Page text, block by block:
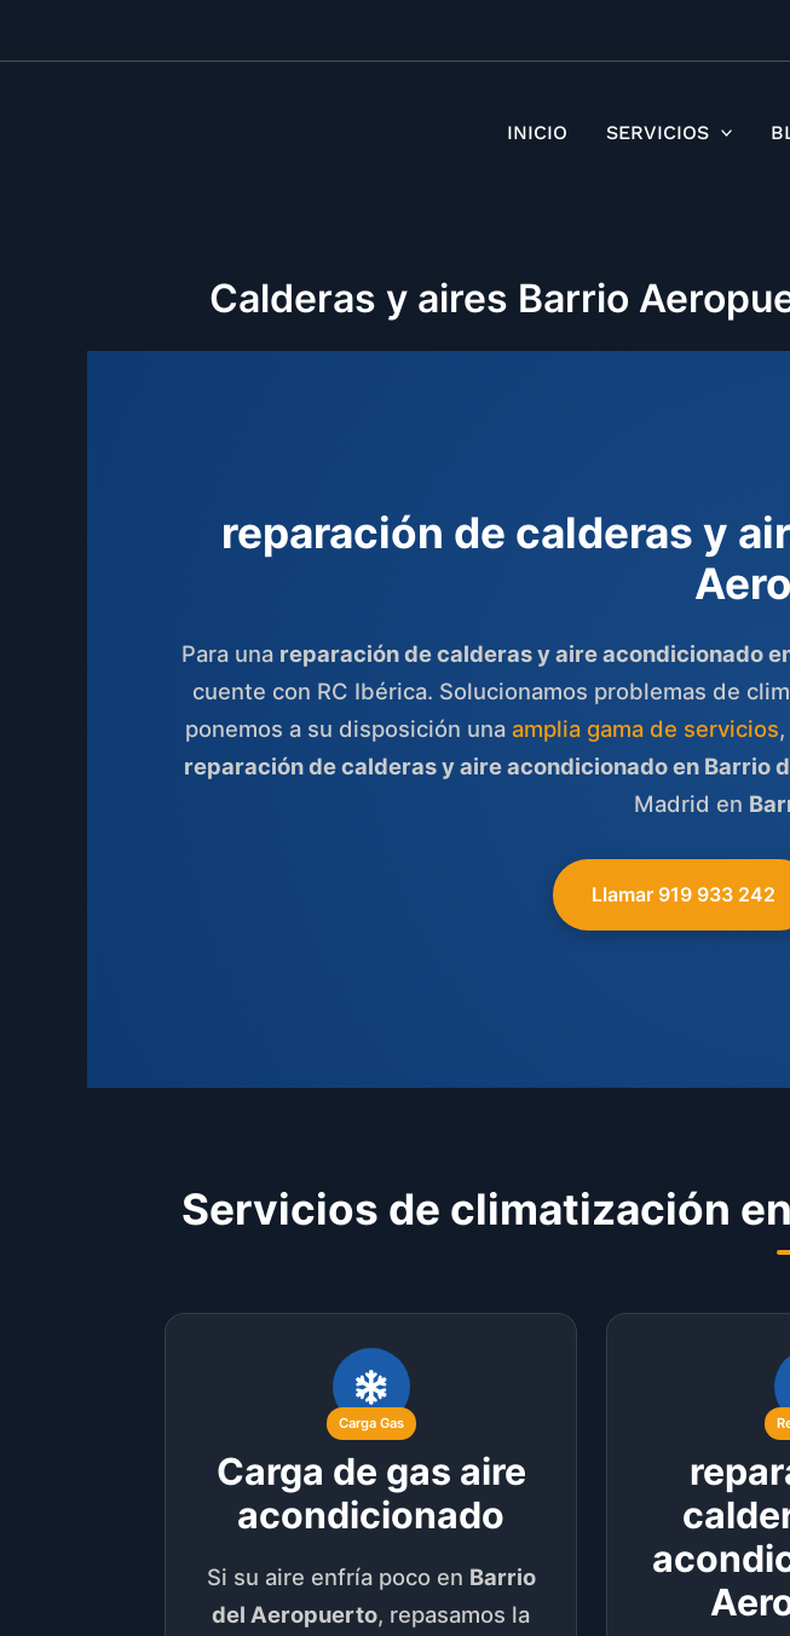
INICIO SERVICIOS
Calderas y aires Barrio
reparación de calderas y
Para una reparación de calderas y aire acondicionado
cuente con RC Ibérica. Solucionamos problemas de
ponemos a su disposición una amplia gama de servicios
reparación de calderas y aire acondicionado en Barrio
Madrid en
Llamar 919 933 242
Servicios de climatización
Carga Gas
Carga de gas aire
acondicionado
Si su aire enfría poco en Barrio
del Aeropuerto, repasamos la